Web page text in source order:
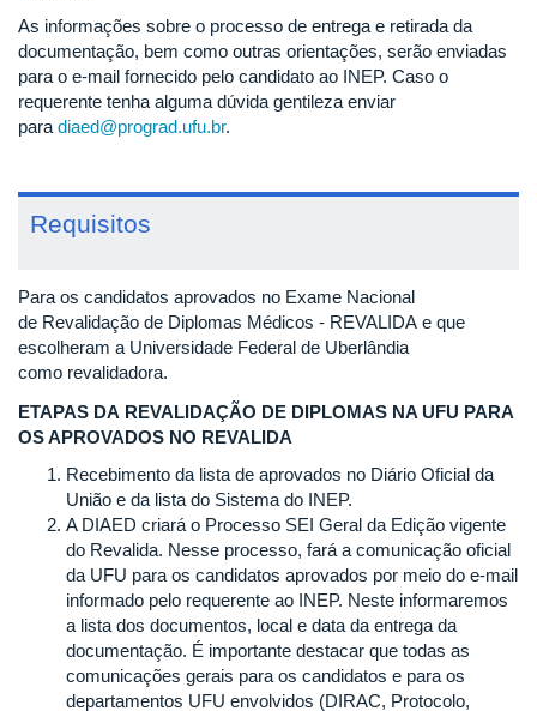
As informações sobre o processo de entrega e retirada da
documentação, bem como outras orientações, serão enviadas
para o e-mail fornecido pelo candidato ao INEP. Caso o
requerente tenha alguma dúvida gentileza enviar
para diaed@prograd.ufu.br.
Requisitos
Para os candidatos aprovados no Exame Nacional
de Revalidação de Diplomas Médicos - REVALIDA e que
escolheram a Universidade Federal de Uberlândia
como revalidadora.
ETAPAS DA REVALIDAÇÃO DE DIPLOMAS NA UFU PARA
OS APROVADOS NO REVALIDA
Recebimento da lista de aprovados no Diário Oficial da
União e da lista do Sistema do INEP.
A DIAED criará o Processo SEI Geral da Edição vigente
do Revalida. Nesse processo, fará a comunicação oficial
da UFU para os candidatos aprovados por meio do e-mail
informado pelo requerente ao INEP. Neste informaremos
a lista dos documentos, local e data da entrega da
documentação. É importante destacar que todas as
comunicações gerais para os candidatos e para os
departamentos UFU envolvidos (DIRAC, Protocolo,